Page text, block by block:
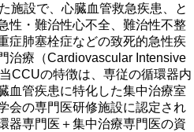
施設で、心臓血管救急疾患、と
性・難治性心不全、難治性不整
症肺塞栓症などの致死的急性疾
治療（Cardiovascular Intensive
CCUの特徴は、専従の循環器内
血管疾患に特化した集中治療室
会の専門医研修施設に認定され
器専門医＋集中治療専門医の資